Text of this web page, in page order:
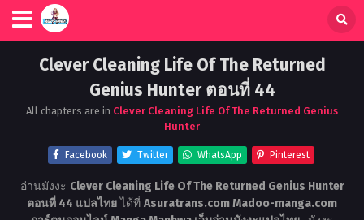
Clever Cleaning Life Of The Returned
Genius Hunter ตอนที่ 44
All chapters are in Clever Cleaning Life Of The Returned Genius
Hunter
Facebook Twitter WhatsApp Pinterest
อ่านมังงะ Clever Cleaning Life Of The Returned Genius Hunter
ตอนที่ 44 แปลไทยได้ที่ Asuratrans.com Madoo-manga.com